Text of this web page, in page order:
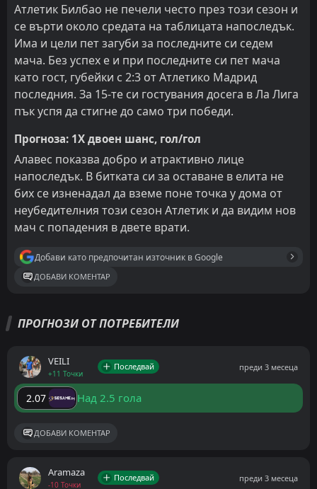
Атлетик Билбао не печели често през този сезон и
се върти около средата на таблицата напоследък.
Има и цели пет загуби за последните си седем
мача. Без успех е и при последните си пет мача
като гост, губейки с 2:3 от Атлетико Мадрид
последния. За 15-те си гостувания досега в Ла Лига
пък успя да стигне до само три победи.
Прогноза: 1Х двоен шанс, гол/гол
Алавес показва добро и атрактивно лице
напоследък. В битката си за оставане в елита не
бих се изненадал да вземе поне точка у дома от
неубедителния този сезон Атлетик и да видим нов
мач с попадения в двете врати.
Добави като предпочитан източник в Google
ДОБАВИ КОМЕНТАР
ПРОГНОЗИ ОТ ПОТРЕБИТЕЛИ
VEILI
+11 Точки
Последвай преди 3 месеца
2.07 Над 2.5 гола
ДОБАВИ КОМЕНТАР
Aramaza
-10 Точки
Последвай преди 3 месеца